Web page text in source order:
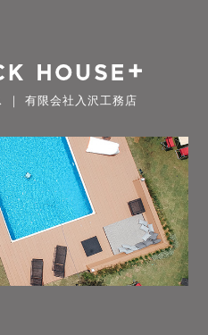
｜ 有限会社入沢工務店